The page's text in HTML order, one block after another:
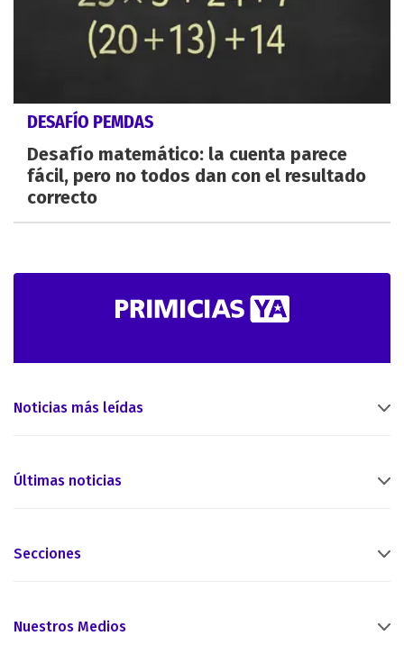
DESAFÍO PEMDAS
Desafío matemático: la cuenta parece
fácil, pero no todos dan con el resultado
correcto
Noticias más leídas
Últimas noticias
Secciones
Nuestros Medios